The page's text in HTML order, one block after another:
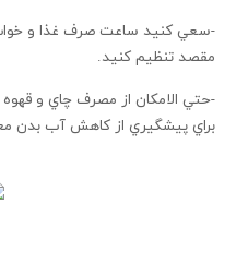
-سعي كنيد ساعت صرف غذا و
مقصد تنظيم كنيد.
-حتي الامكان از مصرف چاي و
براي پيشگيري از كاهش آب بدن